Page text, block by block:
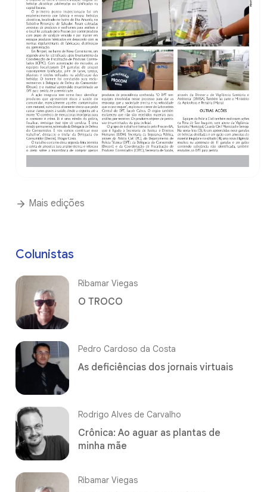
Mais edições
Colunistas
Ribamar Viegas
O TROCO
Pedro Cardoso da Costa
As deficiências dos jornais virtuais
Rodrigo Alves de Carvalho
Crônica: Ao aguar as plantas de
minha mãe
Ribamar Viegas